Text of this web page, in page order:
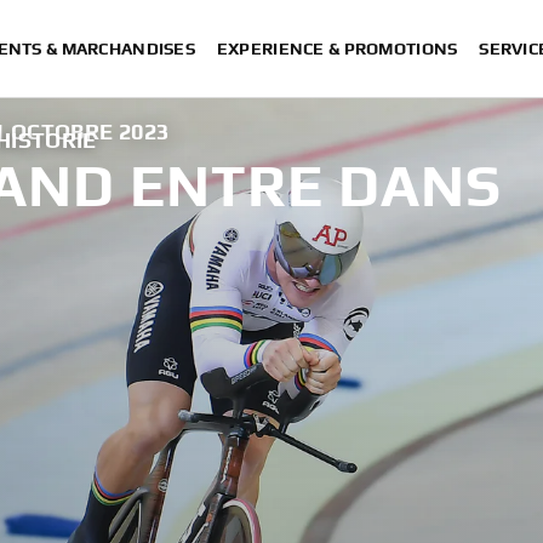
& MARCHANDISES EXPERIENCE & PROMOTIONS
OCTOBRE 2023
ENTRE DANS